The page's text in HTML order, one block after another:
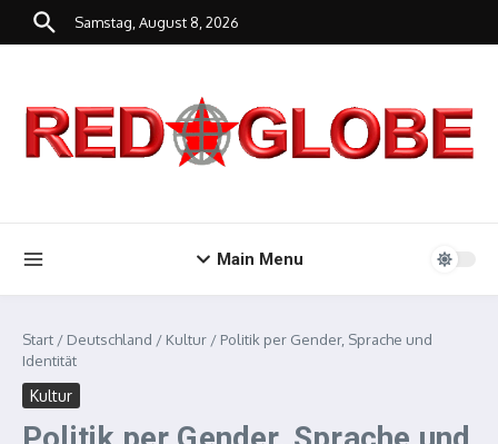
Zum Inhalt springen
Samstag, August 8, 2026
Main Menu
Start / Deutschland / Kultur / Politik per Gender, Sprache und
Identität
Kultur